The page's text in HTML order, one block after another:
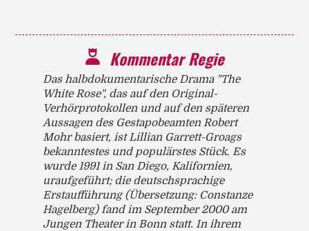
Kommentar Regie
Das halbdokumentarische Drama "The
White Rose", das auf den Original-
Verhörprotokollen und auf den späteren
Aussagen des Gestapobeamten Robert
Mohr basiert, ist Lillian Garrett-Groags
bekanntestes und populärstes Stück. Es
wurde 1991 in San Diego, Kalifornien,
uraufgeführt; die deutschsprachige
Erstaufführung (Übersetzung: Constanze
Hagelberg) fand im September 2000 am
Jungen Theater in Bonn statt. In ihrem